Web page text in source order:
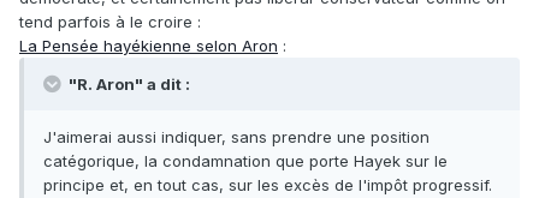
tend parfois à le croire :
La Pensée hayékienne selon Aron :
"R. Aron" a dit :
J'aimerai aussi indiquer, sans prendre une position
catégorique, la condamnation que porte Hayek sur le
principe et, en tout cas, sur les excès de l'impôt progressif.